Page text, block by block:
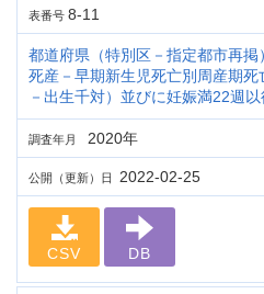
表番号 8-11
都道府県（特別区－指定都市再
死産－早期新生児死亡別周産期
－出生千対）並びに妊娠満22週
調査年月 2020年
公開（更新）日 2022-02-25
CSV DB